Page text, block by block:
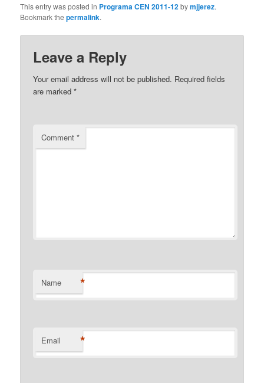
This entry was posted in Programa CEN 2011-12bymjjerez.
Bookmark thepermalink.
Leave a Reply
Your email address will not be published. Required fields
are marked*
Comment*
Name *
Email *